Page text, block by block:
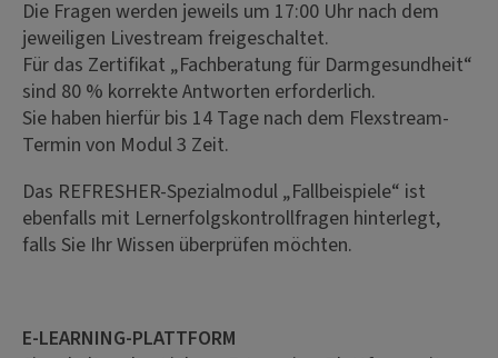
Die Fragen werden jeweils um 17:00 Uhr nach dem
jeweiligen Livestream freigeschaltet.
Für das Zertifikat „Fachberatung für Darmgesundheit“
sind 80 % korrekte Antworten erforderlich.
Sie haben hierfür bis 14 Tage nach dem Flexstream-
Termin von Modul 3 Zeit.
Das REFRESHER-Spezialmodul „Fallbeispiele“ ist
ebenfalls mit Lernerfolgskontrollfragen hinterlegt,
falls Sie Ihr Wissen überprüfen möchten.
E-LEARNING-PLATTFORM